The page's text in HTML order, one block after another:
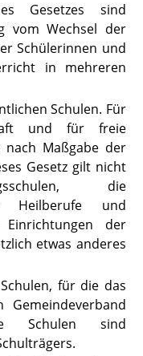
Gesetzes sind
vom Wechsel der
Schülerinnen und
in mehreren
Schulen. Für
und für freie
Maßgabe der
Gesetz gilt nicht
die
Heilberufe und
der
etwas anderes
für die das
Gemeindeverband
Schulen sind